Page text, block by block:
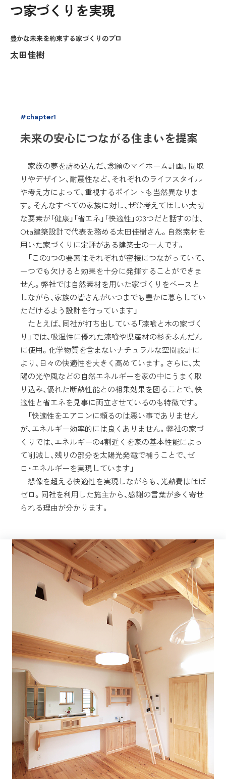
つ家づくりを実現
豊かな未来を約束する家づくりのプロ
太田佳樹
#chapter1
未来の安心につながる住まいを提案
家族の夢を詰め込んだ、念願のマイホーム計画。間取
りやデザイン、耐震性など、それぞれのライフスタイル
や考え方によって、重視するポイントも当然異なりま
す。そんなすべての家族に対し、ぜひ考えてほしい大切
な要素が「健康」「省エネ」「快適性」の3つだと話すのは、
Ota建築設計で代表を務める太田佳樹さん。自然素材を
用いた家づくりに定評がある建築士の一人です。
「この3つの要素はそれぞれが密接につながっていて、
一つでも欠けると効果を十分に発揮することができま
せん。弊社では自然素材を用いた家づくりをベースと
しながら、家族の皆さんがいつまでも豊かに暮らしてい
ただけるよう設計を行っています」
たとえば、同社が打ち出している「漆喰と木の家づく
り」では、吸湿性に優れた漆喰や県産材の杉をふんだん
に使用。化学物質を含まないナチュラルな空間設計に
より、日々の快適性を大きく高めています。さらに、太
陽の光や風などの自然エネルギーを家の中にうまく取
り込み、優れた断熱性能との相乗効果を図ることで、快
適性と省エネを見事に両立させているのも特徴です。
「快適性をエアコンに頼るのは悪い事でありません
が、エネルギー効率的には良くありません。弊社の家づ
くりでは、エネルギーの4割近くを家の基本性能によっ
て削減し、残りの部分を太陽光発電で補うことで、ゼ
ロ・エネルギーを実現しています」
想像を超える快適性を実現しながらも、光熱費はほぼ
ゼロ。同社を利用した施主から、感謝の言葉が多く寄せ
られる理由が分かります。